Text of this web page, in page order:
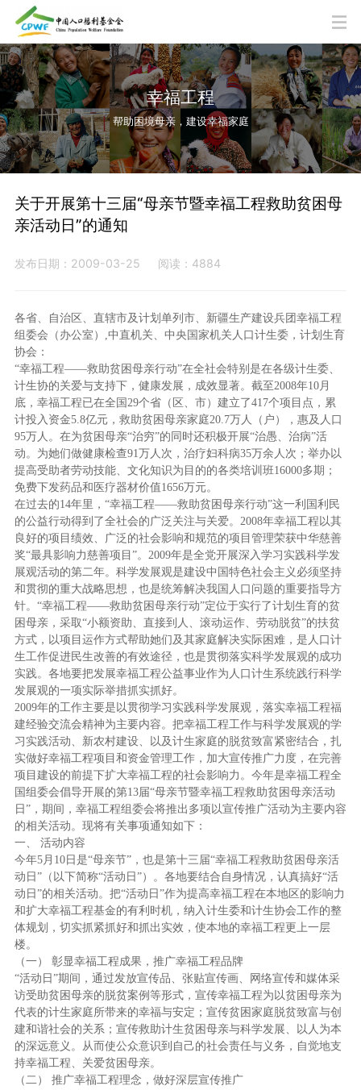
幸福工程
帮助困境母亲，建设幸福家庭
关于开展第十三届“母亲节暨幸福工程救助贫困母
亲活动日”的通知
发布日期：2009-03-25 阅读：4884
各省、自治区、直辖市及计划单列市、新疆生产建设兵团幸福工程
组委会（办公室）,中直机关、中央国家机关人口计生委，计划生育
协会：
“幸福工程——救助贫困母亲行动”在全社会特别是在各级计生委、
计生协的关爱与支持下，健康发展，成效显著。截至2008年10月
底，幸福工程已在全国29个省（区、市）建立了417个项目点，累
计投入资金5.8亿元，救助贫困母亲家庭20.7万人（户），惠及人口
95万人。在为贫困母亲“治穷”的同时还积极开展“治愚、治病”活
动。为她们做健康检查91万人次，治疗妇科病35万余人次；举办以
提高受助者劳动技能、文化知识为目的的各类培训班16000多期；
免费下发药品和医疗器材价值1656万元。
在过去的14年里，“幸福工程——救助贫困母亲行动”这一利国利民
的公益行动得到了全社会的广泛关注与关爱。2008年幸福工程以其
良好的项目绩效、广泛的社会影响和规范的项目管理荣获中华慈善
奖“最具影响力慈善项目”。2009年是全党开展深入学习实践科学发
展观活动的第二年。科学发展观是建设中国特色社会主义必须坚持
和贯彻的重大战略思想，也是统筹解决我国人口问题的重要指导方
针。“幸福工程——救助贫困母亲行动”定位于实行了计划生育的贫
困母亲，采取“小额资助、直接到人、滚动运作、劳动脱贫”的扶贫
方式，以项目运作方式帮助她们及其家庭解决实际困难，是人口计
生工作促进民生改善的有效途径，也是贯彻落实科学发展观的成功
实践。各地要把发展幸福工程公益事业作为人口计生系统践行科学
发展观的一项实际举措抓实抓好。
2009年的工作主要是以贯彻学习实践科学发展观，落实幸福工程福
建经验交流会精神为主要内容。把幸福工程工作与科学发展观的学
习实践活动、新农村建设、以及计生家庭的脱贫致富紧密结合，扎
实做好幸福工程项目和资金管理工作，加大宣传推广力度，在完善
项目建设的前提下扩大幸福工程的社会影响力。今年是幸福工程全
国组委会倡导开展的第13届“母亲节暨幸福工程救助贫困母亲活动
日”，期间，幸福工程组委会将推出多项以宣传推广活动为主要内容
的相关活动。现将有关事项通知如下：
一、 活动内容
今年5月10日是“母亲节”，也是第十三届“幸福工程救助贫困母亲活
动日”（以下简称“活动日”）。各地要结合自身情况，认真搞好“活
动日”的相关活动。把“活动日”作为提高幸福工程在本地区的影响力
和扩大幸福工程基金的有利时机，纳入计生委和计生协会工作的整
体规划，切实抓紧抓好和抓出实效，使本地的幸福工程更上一层
楼。
（一） 彰显幸福工程成果，推广幸福工程品牌
“活动日”期间，通过发放宣传品、张贴宣传画、网络宣传和媒体采
访受助贫困母亲的脱贫案例等形式，宣传幸福工程为以贫困母亲为
代表的计生家庭所带来的幸福与安定；宣传贫困家庭脱贫致富与创
建和谐社会的关系；宣传救助计生贫困母亲与科学发展、以人为本
的深远意义。从而使公众意识到自己的社会责任与义务，自觉地支
持幸福工程、关爱贫困母亲。
（二） 推广幸福工程理念，做好深层宣传推广